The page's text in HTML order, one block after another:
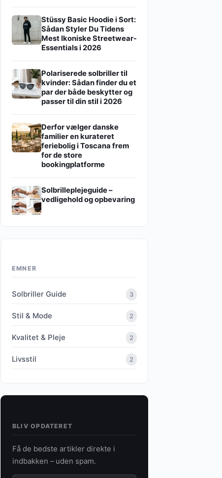
Stüssy Basic Hoodie i Sort:
Sådan Styler Du Tidens
Mest Ikoniske Streetwear-
Essentials i 2026
Polariserede solbriller til
kvinder: Sådan finder du et
par der både beskytter og
passer til din stil i 2026
Derfor vælger danske
familier en kurateret
feriebolig i Toscana frem
for de store
bookingplatforme
Solbrilleplejeguide –
vedligehold og opbevaring
EMNER
Solbriller Guide 3
Stil & Mode 2
Kvalitet & Pleje 2
Livsstil 2
BLIV OPDATERET
Få de bedste artikler direkte i
indbakken – uden spam.